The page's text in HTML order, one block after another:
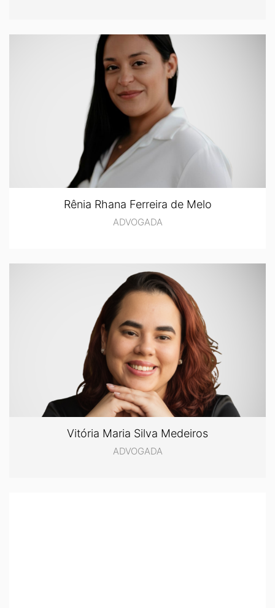
Rênia Rhana Ferreira de Melo
ADVOGADA
Vitória Maria Silva Medeiros
ADVOGADA